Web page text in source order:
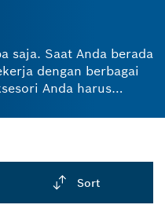
saja. Saat Anda berada
dengan berbagai
Anda harus
ke impact drill dan
untuk logam atau
berisi peralatan yang
Sort